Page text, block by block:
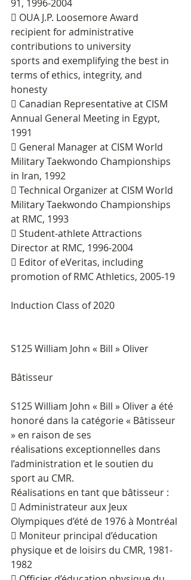
91, 1996-2004
 OUA J.P. Loosemore Award
recipient for administrative
contributions to university
sports and exemplifying the best in
terms of ethics, integrity, and
honesty
 Canadian Representative at CISM
Annual General Meeting in Egypt,
1991
 General Manager at CISM World
Military Taekwondo Championships
in Iran, 1992
 Technical Organizer at CISM World
Military Taekwondo Championships
at RMC, 1993
 Student-athlete Attractions
Director at RMC, 1996-2004
 Editor of eVeritas, including
promotion of RMC Athletics, 2005-19
Induction Class of 2020
S125 William John « Bill » Oliver
Bâtisseur
S125 William John « Bill » Oliver a été
honoré dans la catégorie « Bâtisseur
» en raison de ses
réalisations exceptionnelles dans
l’administration et le soutien du
sport au CMR.
Réalisations en tant que bâtisseur :
 Administrateur aux Jeux
Olympiques d’été de 1976 à Montréal
 Moniteur principal d’éducation
physique et de loisirs du CMR, 1981-
1982